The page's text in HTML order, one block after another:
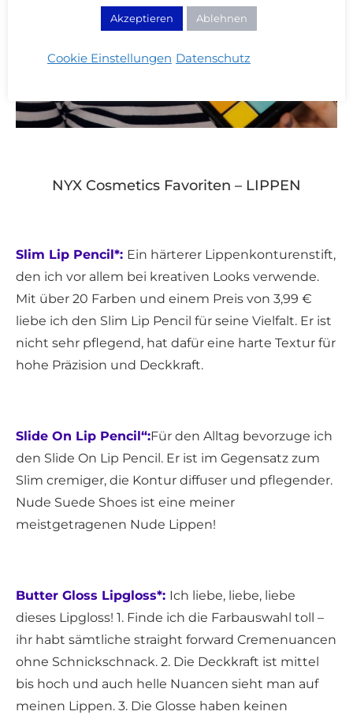
NYX Cosmetics Favoriten – LIPPEN
Slim Lip Pencil*: Ein härterer Lippenkonturenstift,
den ich vor allem bei kreativen Looks verwende.
Mit über 20 Farben und einem Preis von 3,99 €
liebe ich den Slim Lip Pencil für seine Vielfalt. Er ist
nicht sehr pflegend, hat dafür eine harte Textur für
hohe Präzision und Deckkraft.
Slide On Lip Pencil“:Für den Alltag bevorzuge ich
den Slide On Lip Pencil. Er ist im Gegensatz zum
Slim cremiger, die Kontur diffuser und pflegender.
Nude Suede Shoes ist eine meiner
meistgetragenen Nude Lippen!
Butter Gloss Lipgloss*: Ich liebe, liebe, liebe
dieses Lipgloss! 1. Finde ich die Farbauswahl toll –
ihr habt sämtliche straight forward Cremenuancen
ohne Schnickschnack. 2. Die Deckkraft ist mittel
bis hoch und auch helle Nuancen sieht man auf
meinen Lippen. 3. Die Glosse haben keinen
Akzeptieren Ablehnen
Cookie Einstellungen Datenschutz